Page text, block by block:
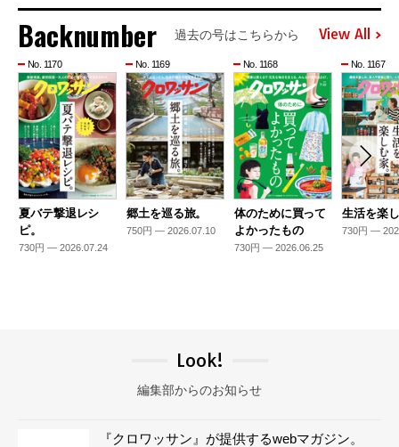
Backnumber 過去の号はこちらから View All
No. 1170
夏バテ撃退レシ
ピ。
730円 — 2026.07.24
No. 1169
郷土を巡る旅。
750円 — 2026.07.10
No. 1168
体のために買って
よかったもの
730円 — 2026.06.25
No. 1167
生活を楽
730円 —
Look!
編集部からのお知らせ
『クロワッサン』が提供するwebマガジン。